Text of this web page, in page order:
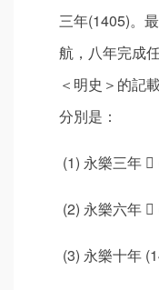
三年(1405)。
航，八年完成
＜明史＞的記
分別是：
(1) 永樂三年 
(2) 永樂六年 
(3) 永樂十年